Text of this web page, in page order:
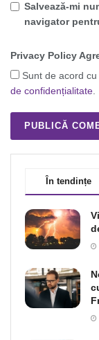
Salvează-mi
navigator
Privacy Policy
Sunt de acord
de confidențialitate.
În tendințe